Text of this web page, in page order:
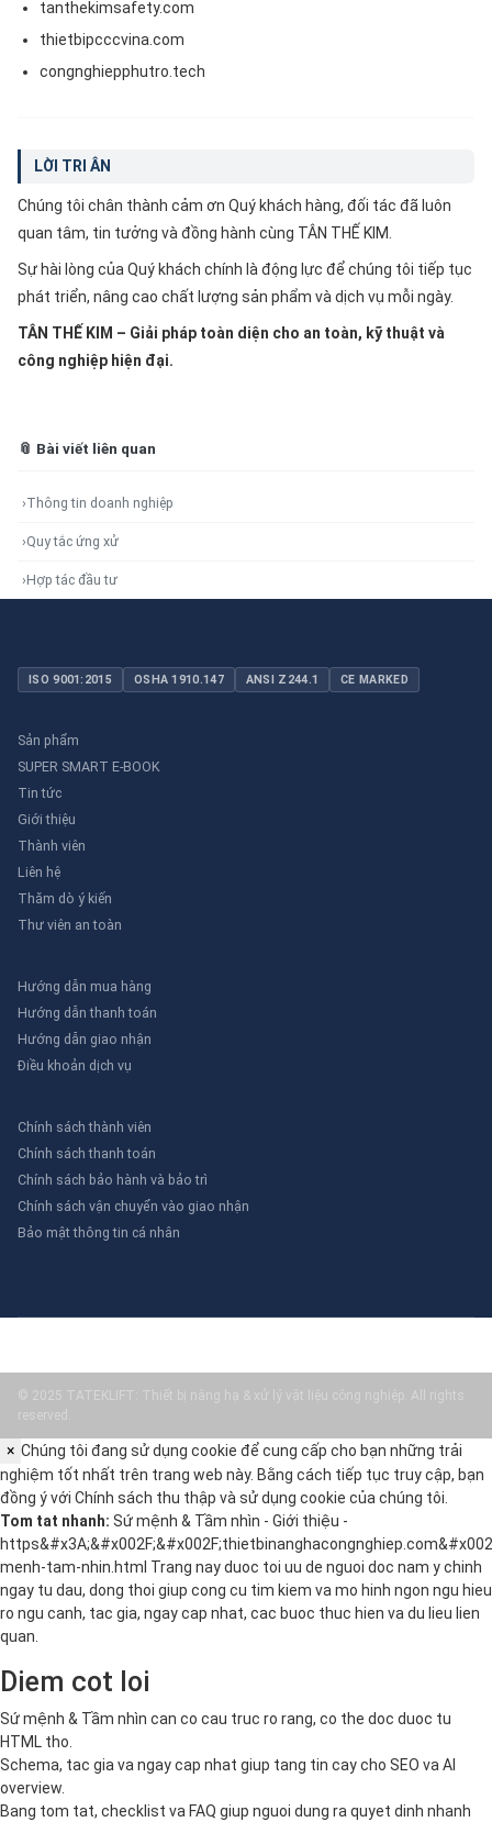
tanthekimsafety.com
thietbipcccvina.com
congnghiepphutro.tech
LỜI TRI ÂN
Chúng tôi chân thành cảm ơn Quý khách hàng, đối tác đã luôn
quan tâm, tin tưởng và đồng hành cùng TÂN THẾ KIM.
Sự hài lòng của Quý khách chính là động lực để chúng tôi tiếp tục
phát triển, nâng cao chất lượng sản phẩm và dịch vụ mỗi ngày.
TÂN THẾ KIM – Giải pháp toàn diện cho an toàn, kỹ thuật và
công nghiệp hiện đại.
📎 Bài viết liên quan
›Thông tin doanh nghiệp
›Quy tắc ứng xử
›Hợp tác đầu tư
ISO 9001:2015 OSHA 1910.147 ANSI Z244.1 CE MARKED
Sản phẩm
SUPER SMART E-BOOK
Tin tức
Giới thiệu
Thành viên
Liên hệ
Thăm dò ý kiến
Thư viên an toàn
Hướng dẫn mua hàng
Hướng dẫn thanh toán
Hướng dẫn giao nhận
Điều khoản dịch vụ
Chính sách thành viên
Chính sách thanh toán
Chính sách bảo hành và bảo trì
Chính sách vận chuyển vào giao nhận
Bảo mật thông tin cá nhân
© 2025 TATEKLIFT: Thiết bị nâng hạ & xử lý vật liệu công nghiệp. All rights
reserved.
× Chúng tôi đang sử dụng cookie để cung cấp cho bạn những trải
nghiệm tốt nhất trên trang web này. Bằng cách tiếp tục truy cập, bạn
đồng ý với Chính sách thu thập và sử dụng cookie của chúng tôi.
Tom tat nhanh: Sứ mệnh & Tầm nhìn - Giới thiệu -
menh-tam-nhin.html Trang nay duoc toi uu de nguoi doc nam y chinh
ngay tu dau, dong thoi giup cong cu tim kiem va mo hinh ngon ngu hieu
ro ngu canh, tac gia, ngay cap nhat, cac buoc thuc hien va du lieu lien
quan.
Diem cot loi
Sứ mệnh & Tầm nhìn can co cau truc ro rang, co the doc duoc tu
HTML tho.
Schema, tac gia va ngay cap nhat giup tang tin cay cho SEO va AI
overview.
Bang tom tat, checklist va FAQ giup nguoi dung ra quyet dinh nhanh